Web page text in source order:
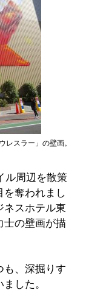
レスラー」の壁画。
ル周辺を散策
を奪われまし
ネスホテル東
士の壁画が描
も、深掘りす
した。